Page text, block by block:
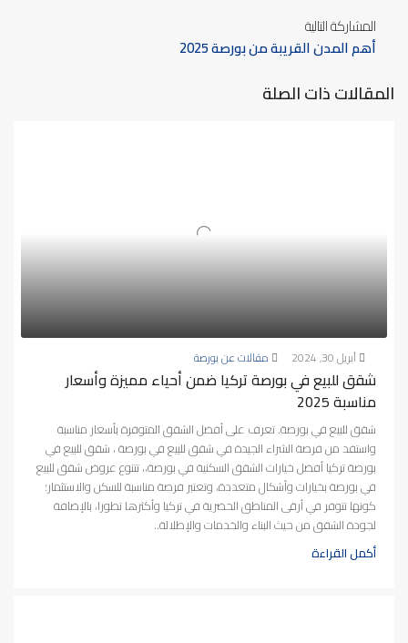
المشاركة التالية
أهم المدن القريبة من بورصة 2025
المقالات ذات الصلة
أبريل 30, 2024 مقالات عن بورصة
شقق للبيع في بورصة تركيا ضمن أحياء مميزة وأسعار
مناسبة 2025
شقق للبيع في بورصة. تعرف على أفضل الشقق المتوفرة بأسعار مناسبة
واستفد من فرصة الشراء الجيدة في شقق للبيع في بورصة ، شقق للبيع في
بورصة تركيا أفضل خيارات الشقق السكنية في بورصة،، تتنوع عروض شقق للبيع
في بورصة بخيارات وأشكال متعددة، وتعتبر فرصة مناسبة للسكن والاستثمار؛
كونها تتوفر في أرقى المناطق الحضرية في تركيا وأكثرها تطورا، بالإضافة
لجودة الشقق من حيث البناء والخدمات والإطلالة..
أكمل القراءة